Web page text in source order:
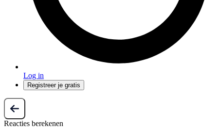
Log in
Registreer je gratis
Reacties berekenen